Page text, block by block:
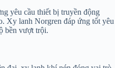
yêu cầu thiết bị truyền động
Xy lanh Norgren đáp ứng tốt yêu
bền vượt trội.